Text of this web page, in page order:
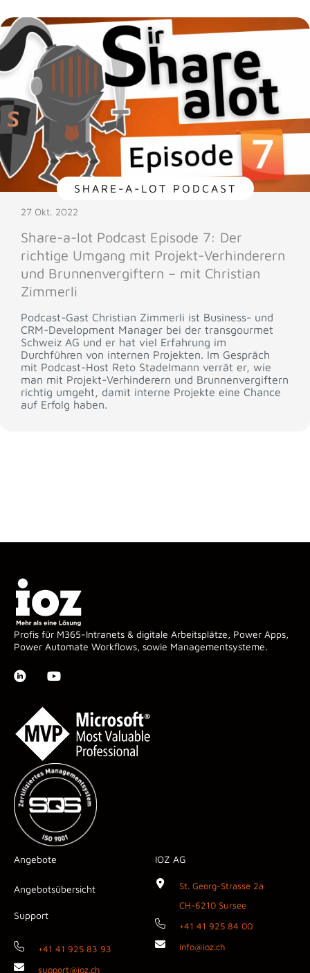
SHARE-A-LOT PODCAST
27 Okt. 2022
Share-a-lot Podcast Episode 7: Der
richtige Umgang mit Projekt-Verhinderern
und Brunnenvergiftern – mit Christian
Zimmerli
Podcast-Gast Christian Zimmerli ist Business- und
CRM-Development Manager bei der transgourmet
Schweiz AG und er hat viel Erfahrung im
Durchführen von internen Projekten. Im Gespräch
mit Podcast-Host Reto Stadelmann verrät er, wie
man mit Projekt-Verhinderern und Brunnenvergiftern
richtig umgeht, damit interne Projekte eine Chance
auf Erfolg haben.
Profis für M365-Intranets & digitale Arbeitsplätze, Power Apps,
Power Automate Workflows, sowie Managementsysteme.
Angebote
Angebotsübersicht
Support
+41 41 925 83 93
support@ioz.ch
IOZ AG
St. Georg-Strasse 2a
CH-6210 Sursee
+41 41 925 84 00
info@ioz.ch